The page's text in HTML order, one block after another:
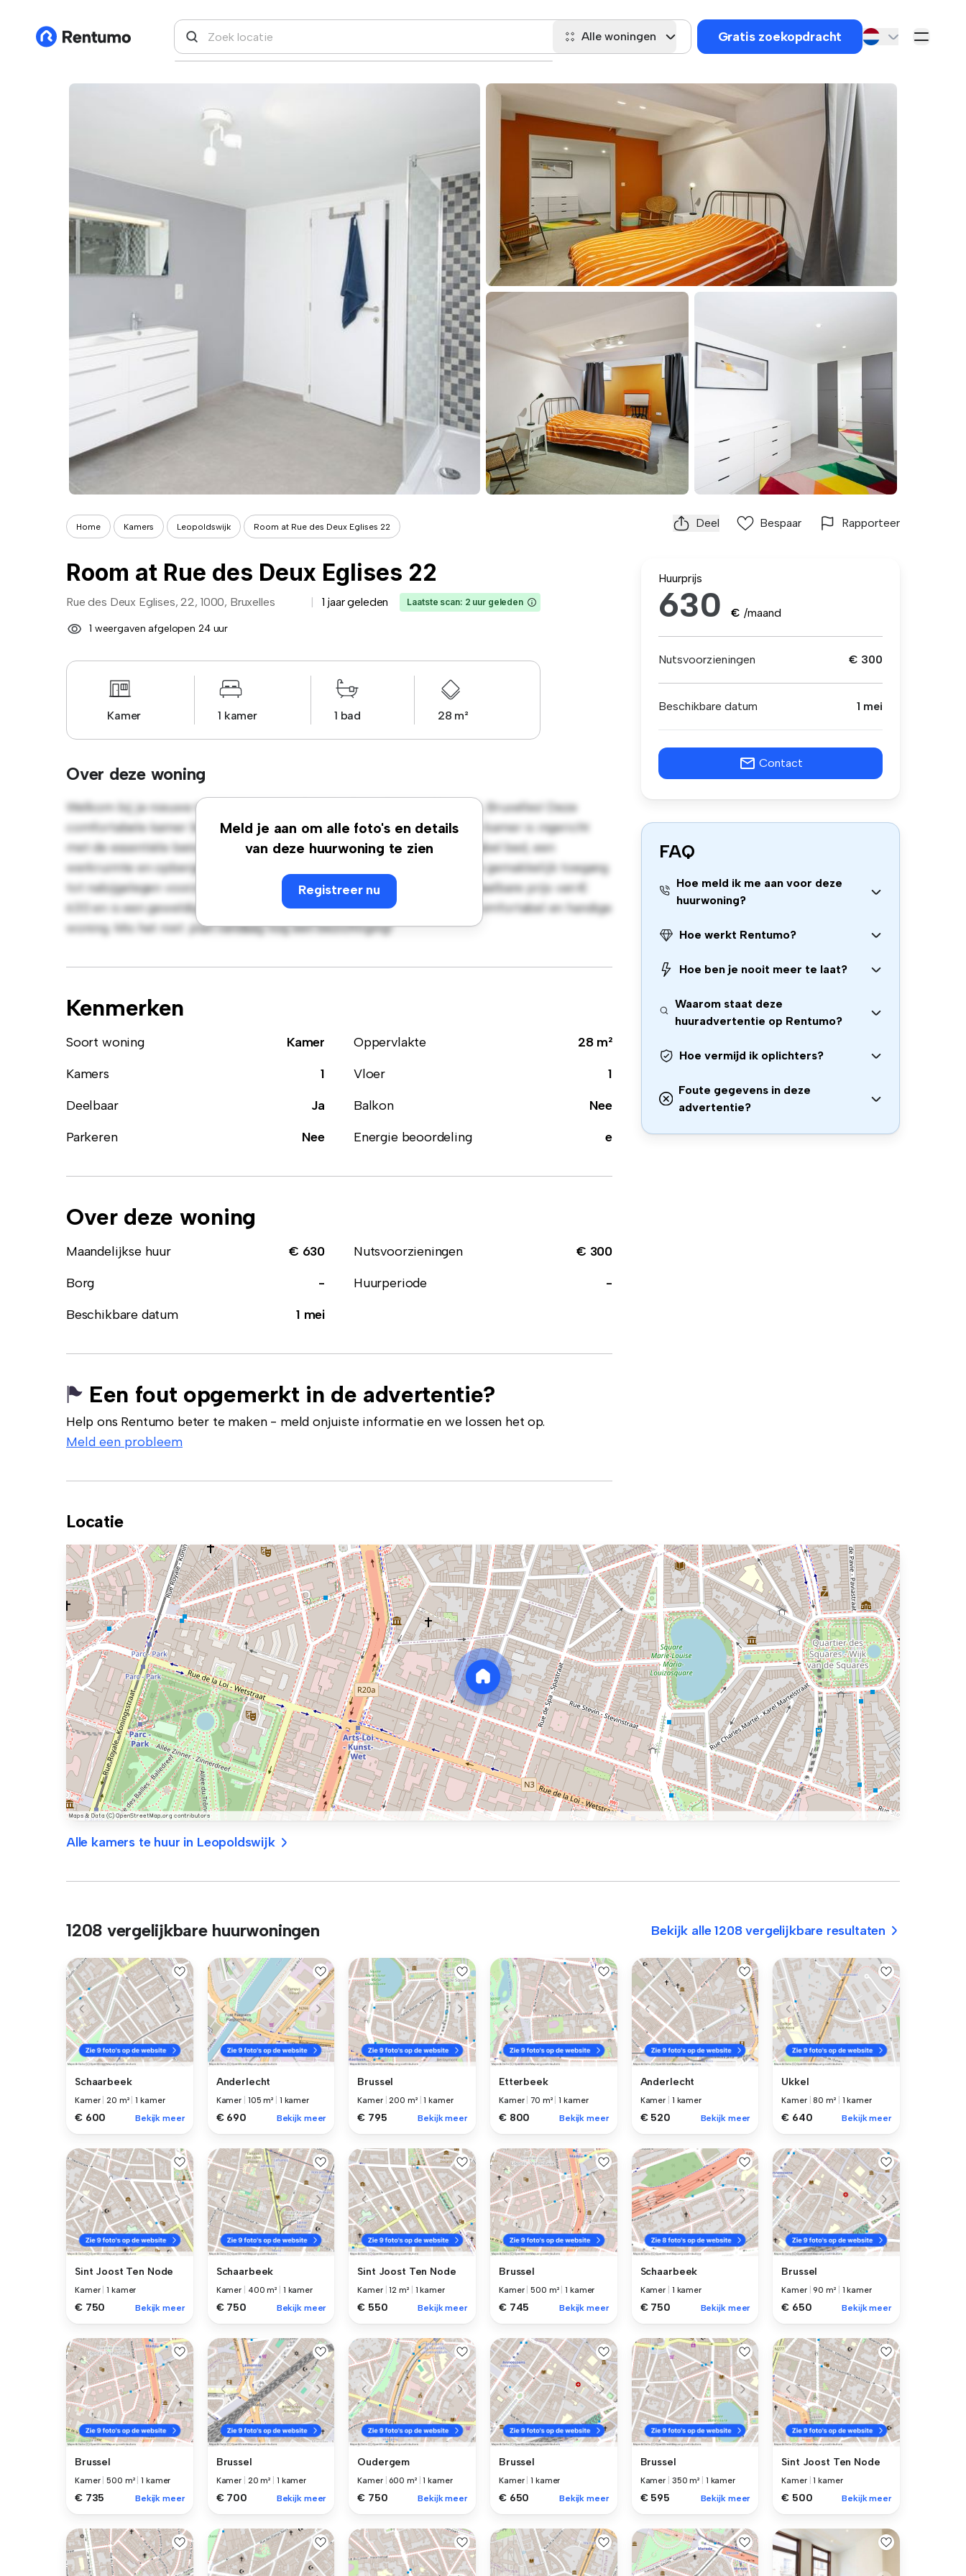
Alle woningen Gratis zoekopdracht
Home Kamers Leopoldswijk Room at Rue des Deux Eglises 22 Deel Bespaar Rapporteer
Room at Rue des Deux Eglises 22
Rue des Deux Eglises, 22, 1000, Bruxelles 1 jaar geleden Laatste scan: 2 uur geleden
1 weergaven afgelopen 24 uur
Kamer 1 kamer 1 bad 28 m²
Over deze woning
Meld je aan om alle foto's en details
van deze huurwoning te zien
Registreer nu
Welkom bij je nieuwe toevluchtsoord in Rue des Deux Eglises, 22, 1000, Bruxelles! Deze
comfortabele kamer biedt een rustige en persoonlijke leefruimte. Deze kamer is ingericht
met de essentiële benodigdheden voor je gemak en biedt een comfortabel bed, een
werkruimte en opbergmogelijkheden. Dankzij de gunstige ligging heb je gemakkelijk toegang
tot nabijgelegen voorzieningen en attracties. Deze kamer heeft een betaalbare prijs van €
630 en is een geweldige optie voor mensen die op zoek zijn naar een comfortabel en handige
woning. Mis het niet: plan vandaag nog een bezichtiging!
Kenmerken
Soort woning Kamer Oppervlakte
28 m²
Kamers
1 Vloer
1
Deelbaar
Ja Balkon
Nee
Parkeren
Nee Energie beoordeling e
Over deze woning
Maandelijkse huur € 630 Nutsvoorzieningen
€ 300
Borg
- Huurperiode
-
Beschikbare datum
1 mei
Een fout opgemerkt in de advertentie?
Help ons Rentumo beter te maken - meld onjuiste informatie en we lossen het op.
Meld een probleem
Huurprijs
630 € /maand
Nutsvoorzieningen € 300
Beschikbare datum 1 mei
Contact
FAQ
Hoe meld ik me aan voor deze
huurwoning?
Hoe werkt Rentumo?
Hoe ben je nooit meer te laat?
Waarom staat deze
huuradvertentie op Rentumo?
Hoe vermijd ik oplichters?
Foute gegevens in deze
advertentie?
Locatie
Alle kamers te huur in Leopoldswijk
1208 vergelijkbare huurwoningen Bekijk alle 1208 vergelijkbare resultaten
Schaarbeek
Kamer 20 m² |1 kamer
€ 600 Bekijk meer
Anderlecht
Kamer 105 m² 1 kamer
€ 690 Bekijk meer
Brussel
Kamer 200 m² |1 kamer
€ 795 Bekijk meer
Etterbeek
Kamer |70 m² |1 kamer
€ 800 Bekijk meer
Anderlecht
Kamer 1 kamer
€ 520 Bekijk meer
Ukkel
Kamer |80 m² 1 kamer
€ 640 Bekijk meer
Sint Joost Ten Node
Kamer |1 kamer
€ 750 Bekijk meer
Schaarbeek
Kamer 400 m² 1 kamer
€ 750 Bekijk meer
Sint Joost Ten Node
Kamer |12 m² 1 kamer
€ 550 Bekijk meer
Brussel
Kamer |500 m² |1 kamer
€ 745 Bekijk meer
Schaarbeek
Kamer 1 kamer
€ 750 Bekijk meer
Brussel
Kamer |90 m² 1 kamer
€ 650 Bekijk meer
Brussel
Kamer |500 m² |1 kamer
€ 735 Bekijk meer
Brussel
Kamer 20 m² 1 kamer
€ 700 Bekijk meer
Oudergem
Kamer 600 m² |1 kamer
€ 750 Bekijk meer
Brussel
Kamer |1 kamer
€ 650 Bekijk meer
Brussel
Kamer 350 m² 1 kamer
€ 595 Bekijk meer
Sint Joost Ten Node
Kamer |1 kamer
€ 500 Bekijk meer